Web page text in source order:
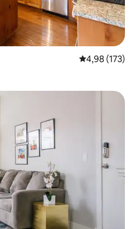
Gemiddelde
4,98 (173)